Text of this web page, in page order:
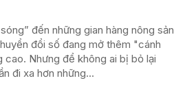
đến những gian hàng nông sản
đổi số đang mở thêm "cánh
Nhưng để không ai bị bỏ lại
đi xa hơn những...